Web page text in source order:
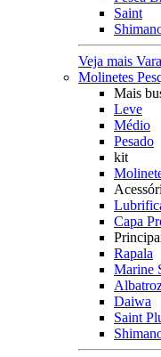
Saint
Veja mais
Molinetes
Mais
Leve
Médio
Pesado
kit
Capa
Rapala
Marine
Daiwa
Saint